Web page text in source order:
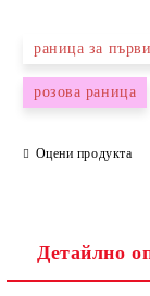
раницa за
розова раница
Оцени продукта
Детайлно